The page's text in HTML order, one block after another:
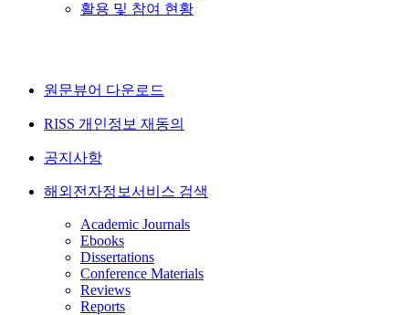
활용 및 참여 현황
원문뷰어 다운로드
RISS 개인정보 재동의
공지사항
해외전자정보서비스 검색
Academic Journals
Ebooks
Dissertations
Conference Materials
Reviews
Reports